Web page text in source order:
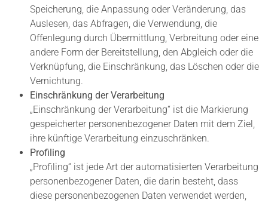
Speicherung, die Anpassung oder Veränderung, das
Auslesen, das Abfragen, die Verwendung, die
Offenlegung durch Übermittlung, Verbreitung oder eine
andere Form der Bereitstellung, den Abgleich oder die
Verknüpfung, die Einschränkung, das Löschen oder die
Vernichtung.
Einschränkung der Verarbeitung
„Einschränkung der Verarbeitung“ ist die Markierung
gespeicherter personenbezogener Daten mit dem Ziel,
ihre künftige Verarbeitung einzuschränken.
Profiling
„Profiling“ ist jede Art der automatisierten Verarbeitung
personenbezogener Daten, die darin besteht, dass
diese personenbezogenen Daten verwendet werden,